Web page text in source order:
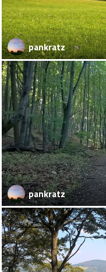
pankratz
pankratz